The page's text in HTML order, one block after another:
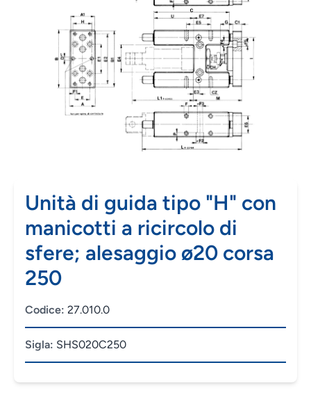
Unità di guida tipo "H" con
manicotti a ricircolo di
sfere; alesaggio ø20 corsa
250
Codice: 27.010.0
Sigla: SHS020C250